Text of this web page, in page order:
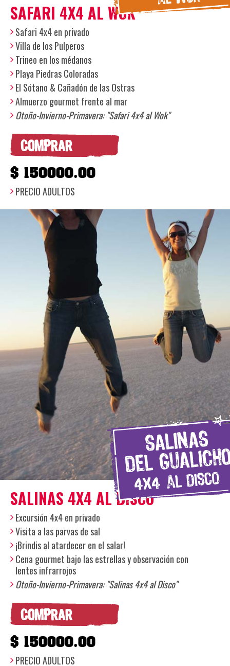
SAFARI 4X4 AL WOK
Safari 4x4 en privado
Villa de los Pulperos
Trineo en los médanos
Playa Piedras Coloradas
El Sótano & Cañadón de las Ostras
Almuerzo gourmet frente al mar
Otoño-Invierno-Primavera: "Safari 4x4 al Wok"
COMPRAR
$ 150000.00
PRECIO ADULTOS
SALINAS 4X4 AL DISCO
Excursión 4x4 en privado
Visita a las parvas de sal
¡Brindis al atardecer en el salar!
Cena gourmet bajo las estrellas y observación con
lentes infrarrojos
Otoño-Invierno-Primavera: "Salinas 4x4 al Disco"
COMPRAR
$ 150000.00
PRECIO ADULTOS